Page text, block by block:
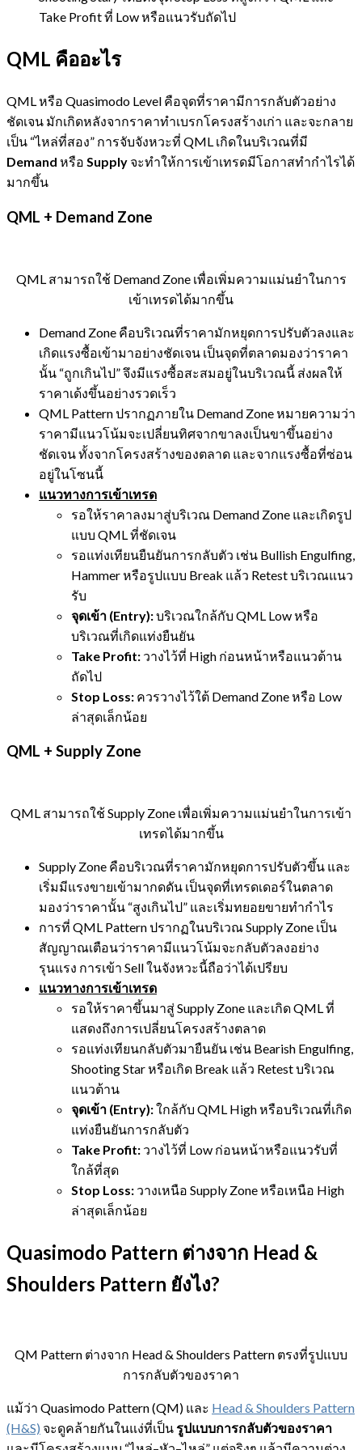
Take Profit ที่ Low หรือแนวรับถัดไป
QML คืออะไร
QML หรือ Quasimodo Level คือจุดที่ราคามีการกลับตัวอย่าง
ชัดเจน มักเกิดหลังจากราคาทำเบรกโครงสร้างเก่า และจะกลาย
เป็น “ไหล่ที่สอง” การจับจังหวะที่ QML เกิดในบริเวณที่มี
Demand หรือ Supply จะทำให้การเข้าเทรดมีโอกาสทำกำไรได้
มากขึ้น
QML + Demand Zone
QML สามารถใช้ Demand Zone เพื่อเพิ่มความแม่นยำในการ
เข้าเทรดได้มากขึ้น
Demand Zone คือบริเวณที่ราคามักหยุดการปรับตัวลงและ
เกิดแรงซื้อเข้ามาอย่างชัดเจน เป็นจุดที่ตลาดมองว่าราคา
นั้น “ถูกเกินไป” จึงมีแรงซื้อสะสมอยู่ในบริเวณนี้ ส่งผลให้
ราคาเด้งขึ้นอย่างรวดเร็ว
QML Pattern ปรากฏภายใน Demand Zone หมายความว่า
ราคามีแนวโน้มจะเปลี่ยนทิศจากขาลงเป็นขาขึ้นอย่าง
ชัดเจน ทั้งจากโครงสร้างของตลาด และจากแรงซื้อที่ซ่อน
อยู่ในโซนนี้
แนวทางการเข้าเทรด
รอให้ราคาลงมาสู่บริเวณ Demand Zone และเกิดรูป
แบบ QML ที่ชัดเจน
รอแท่งเทียนยืนยันการกลับตัว เช่น Bullish Engulfing,
Hammer หรือรูปแบบ Break แล้ว Retest บริเวณแนว
รับ
จุดเข้า (Entry):บริเวณใกล้กับ QML Low หรือ
บริเวณที่เกิดแท่งยืนยัน
Take Profit: วางไว้ที่ High ก่อนหน้าหรือแนวต้าน
ถัดไป
Stop Loss: ควรวางไว้ใต้ Demand Zone หรือ Low
ล่าสุดเล็กน้อย
QML + Supply Zone
QML สามารถใช้ Supply Zone เพื่อเพิ่มความแม่นยำในการเข้า
เทรดได้มากขึ้น
Supply Zone คือบริเวณที่ราคามักหยุดการปรับตัวขึ้น และ
เริ่มมีแรงขายเข้ามากดดัน เป็นจุดที่เทรดเดอร์ในตลาด
มองว่าราคานั้น “สูงเกินไป” และเริ่มทยอยขายทำกำไร
การที่ QML Pattern ปรากฏในบริเวณ Supply Zone เป็น
สัญญาณเตือนว่าราคามีแนวโน้มจะกลับตัวลงอย่าง
รุนแรง การเข้า Sell ในจังหวะนี้ถือว่าได้เปรียบ
แนวทางการเข้าเทรด
รอให้ราคาขึ้นมาสู่ Supply Zone และเกิด QML ที่
แสดงถึงการเปลี่ยนโครงสร้างตลาด
รอแท่งเทียนกลับตัวมายืนยัน เช่น Bearish Engulfing,
Shooting Star หรือเกิด Break แล้ว Retest บริเวณ
แนวต้าน
จุดเข้า (Entry):ใกล้กับ QML High หรือบริเวณที่เกิด
แท่งยืนยันการกลับตัว
Take Profit: วางไว้ที่ Low ก่อนหน้าหรือแนวรับที่
ใกล้ที่สุด
Stop Loss: วางเหนือ Supply Zone หรือเหนือ High
ล่าสุดเล็กน้อย
Quasimodo Pattern ต่างจาก Head &
Shoulders Pattern ยังไง?
QM Pattern ต่างจาก Head & Shoulders Pattern ตรงที่รูปแบบ
การกลับตัวของราคา
แม้ว่า Quasimodo Pattern (QM) และ Head & Shoulders Pattern
(H&S) จะดูคล้ายกันในแง่ที่เป็นรูปแบบการกลับตัวของราคา